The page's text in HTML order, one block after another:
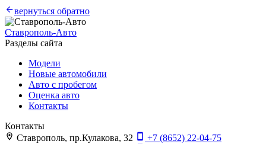
вернуться обратно
Ставрополь-Авто
Разделы сайта
Модели
Новые автомобили
Авто с пробегом
Оценка авто
Контакты
Контакты
Ставрополь, пр.Кулакова, 32
+7 (8652) 22-04-75